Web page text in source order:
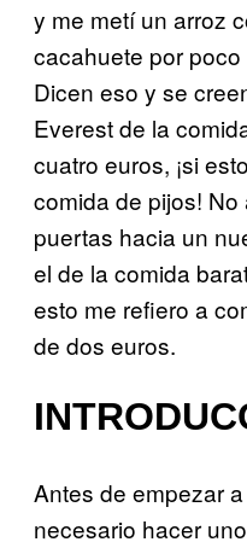
y me metí un arroz
cacahuete por
Dicen eso y se
Everest de la
cuatro euros, ¡si
comida de pijos!
puertas hacia un
el de la comida
esto me refiero a
de dos euros.
Antes de empezar
necesario hacer